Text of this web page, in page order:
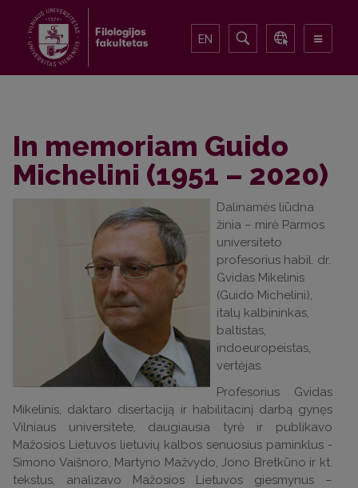
EN
In memoriam Guido
Michelini (1951 – 2020)
Dalinamės liūdna
žinia – mirė Parmos
universiteto
profesorius habil. dr.
Gvidas Mikelinis
(Guido Michelini),
italų kalbininkas,
baltistas,
indoeuropeistas,
vertėjas.
Profesorius Gvidas
Mikelinis, daktaro disertaciją ir habilitacinį darbą gynęs
Vilniaus universitete, daugiausia tyrė ir publikavo
Mažosios Lietuvos lietuvių kalbos senuosius paminklus -
Simono Vaišnoro, Martyno Mažvydo, Jono Bretkūno ir kt.
tekstus, analizavo Mažosios Lietuvos giesmynus –